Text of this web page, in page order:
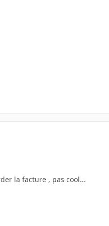
la facture , pas cool...